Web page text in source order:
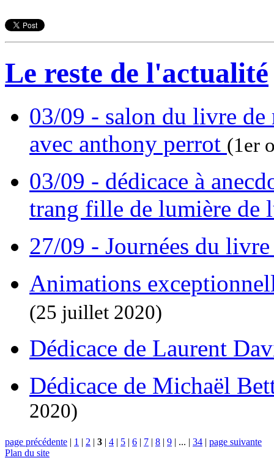
Le reste de l'actualité
03/09 - salon du livre
avec anthony perrot (1er
03/09 - dédicace à
trang fille de lumière de
27/09 - Journées du
Animations
(25 juillet 2020)
Dédicace de Laurent
Dédicace de Michaël
2020)
page précédente | 1 | 2 | 3 | 4 | 5 | 6 | 7 | 8 | 9 | ... | 34 | page suivante
Plan du site